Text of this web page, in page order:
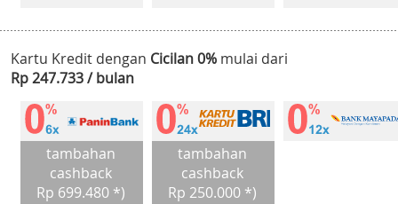
Kartu Kredit dengan Cicilan 0% mulai dari
Rp 247.733 / bulan
tambahan
cashback
Rp 699.480 *)
tambahan
cashback
Rp 250.000 *)